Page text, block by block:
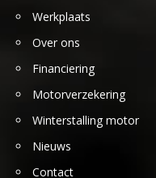
Werkplaats
Over ons
Financiering
Motorverzekering
Winterstalling motor
Nieuws
Contact